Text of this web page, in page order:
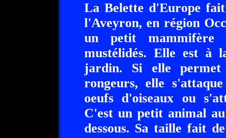
La Belette d'Europe
l'Aveyron, en région
un petit
mustélidés. Elle est à
jardin. Si elle
rongeurs, elle
oeufs d'oiseaux ou
C'est un petit animal
dessous. Sa taille fait